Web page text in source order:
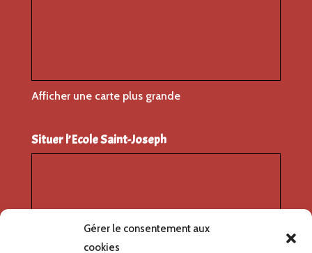
Gérer le consentement aux
cookies
Afficher une carte plus grande
Situer l’Ecole Saint-Joseph